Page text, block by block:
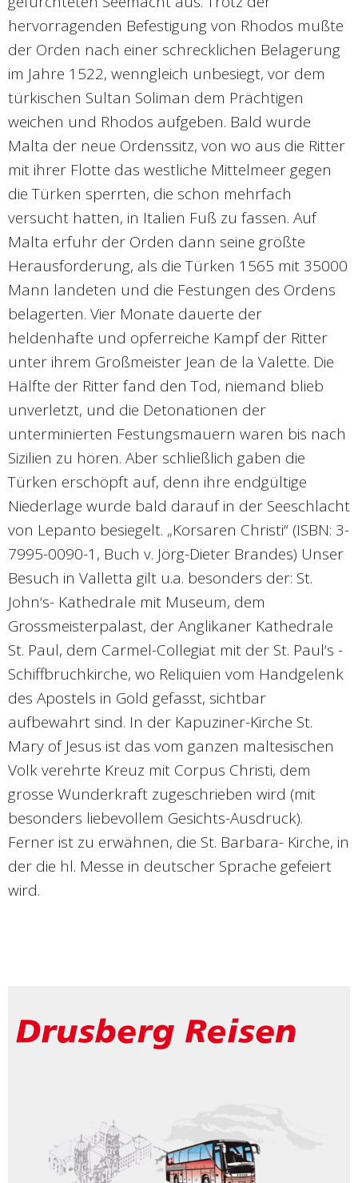
hervorragenden Befestigung von Rhodos mußte
der Orden nach einer schrecklichen Belagerung
im Jahre 1522, wenngleich unbesiegt, vor dem
türkischen Sultan Soliman dem Prächtigen
weichen und Rhodos aufgeben. Bald wurde
Malta der neue Ordenssitz, von wo aus die Ritter
mit ihrer Flotte das westliche Mittelmeer gegen
die Türken sperrten, die schon mehrfach
versucht hatten, in Italien Fuß zu fassen. Auf
Malta erfuhr der Orden dann seine größte
Herausforderung, als die Türken 1565 mit 35000
Mann landeten und die Festungen des Ordens
belagerten. Vier Monate dauerte der
heldenhafte und opferreiche Kampf der Ritter
unter ihrem Großmeister Jean de la Valette. Die
Hälfte der Ritter fand den Tod, niemand blieb
unverletzt, und die Detonationen der
unterminierten Festungsmauern waren bis nach
Sizilien zu hören. Aber schließlich gaben die
Türken erschöpft auf, denn ihre endgültige
Niederlage wurde bald darauf in der Seeschlacht
von Lepanto besiegelt. „Korsaren Christi“ (ISBN: 3-
7995-0090-1, Buch v. Jörg-Dieter Brandes) Unser
Besuch in Valletta gilt u.a. besonders der: St.
John‘s- Kathedrale mit Museum, dem
Grossmeisterpalast, der Anglikaner Kathedrale
St. Paul, dem Carmel-Collegiat mit der St. Paul‘s -
Schiffbruchkirche, wo Reliquien vom Handgelenk
des Apostels in Gold gefasst, sichtbar
aufbewahrt sind. In der Kapuziner-Kirche St.
Mary of Jesus ist das vom ganzen maltesischen
Volk verehrte Kreuz mit Corpus Christi, dem
grosse Wunderkraft zugeschrieben wird (mit
besonders liebevollem Gesichts-Ausdruck).
Ferner ist zu erwähnen, die St. Barbara- Kirche, in
der die hl. Messe in deutscher Sprache gefeiert
wird.